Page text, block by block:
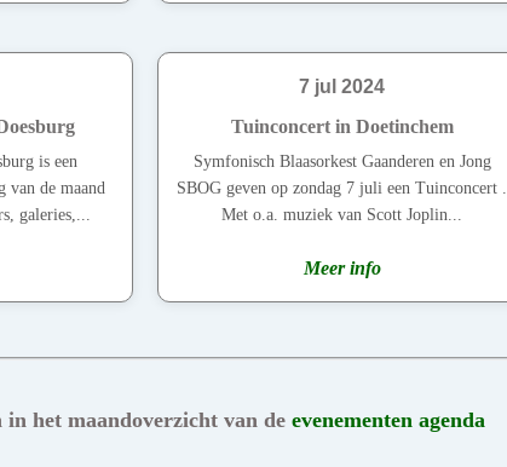
is een
van de maand
galeries,...
7 jul 2024
Tuinconcert in Doetinchem
Symfonisch Blaasorkest Gaanderen en Jong
SBOG geven op zondag 7 juli een Tuinconcert .
Met o.a. muziek van Scott Joplin...
Meer info
het maandoverzicht van de evenementen agenda